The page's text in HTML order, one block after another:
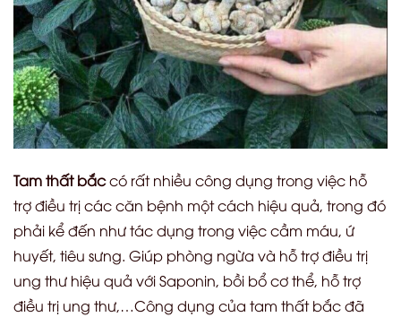
Tam thất bắccó rất nhiều công dụng trong việc hỗ
trợ điều trị các căn bệnh một cách hiệu quả, trong đó
phải kể đến như tác dụng trong việc cầm máu, ứ
huyết, tiêu sưng. Giúp phòng ngừa và hỗ trợ điều trị
ung thư hiệu quả với Saponin, bồi bổ cơ thể, hỗ trợ
điều trị ung thư,…Công dụng của tam thất bắc đã